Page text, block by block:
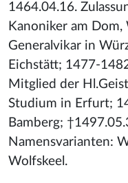
1464.04.16.
Kanoniker am
Generalvikar in
Eichstätt; 1477-
Mitglied der
Studium in Erfurt;
Bamberg;
Namensvarianten:
Wolfskeel.